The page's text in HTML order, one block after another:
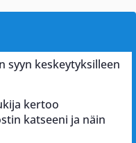
syyn keskeytyksilleen
kertoo
katseeni ja näin